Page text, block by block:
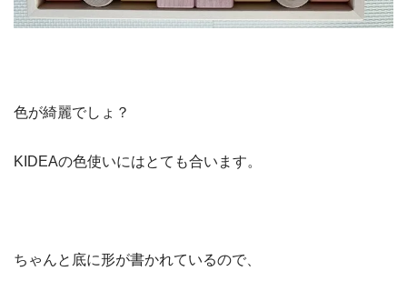
色が綺麗でしょ？
KIDEAの色使いにはとても合います。
ちゃんと底に形が書かれているので、